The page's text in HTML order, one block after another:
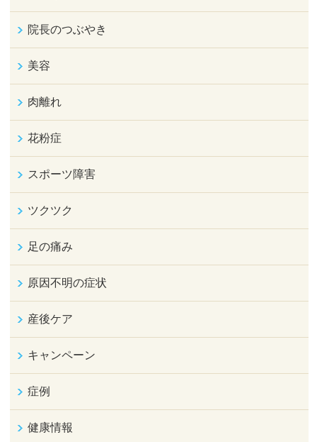
院長のつぶやき
美容
肉離れ
花粉症
スポーツ障害
ツクツク
足の痛み
原因不明の症状
産後ケア
キャンペーン
症例
健康情報